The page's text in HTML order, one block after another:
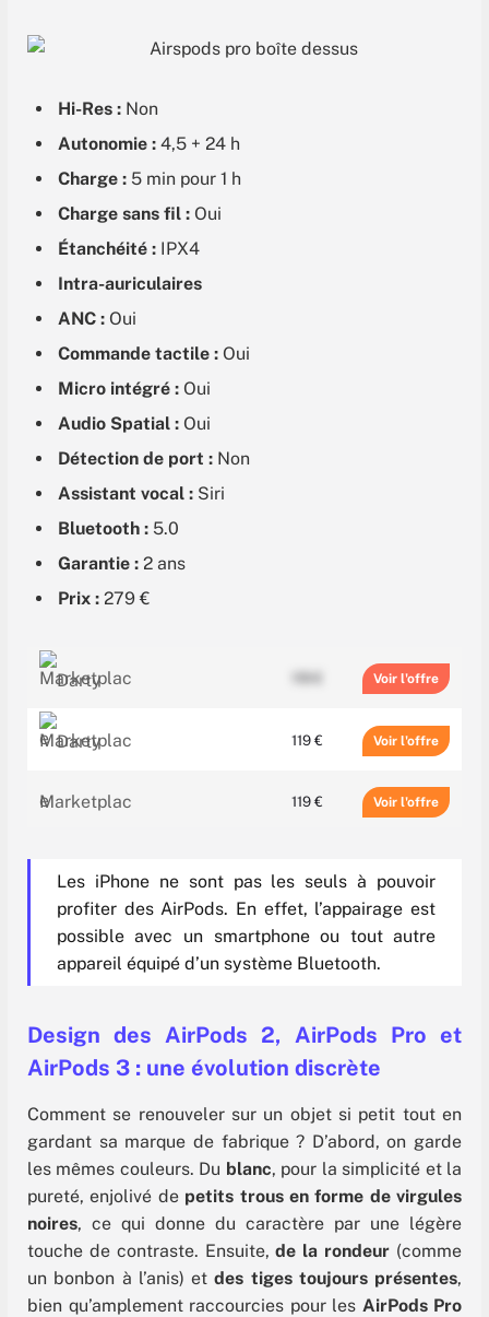
Hi-Res : Non
Autonomie : 4,5 + 24 h
Charge : 5 min pour 1 h
Charge sans fil : Oui
Étanchéité : IPX4
Intra-auriculaires
ANC : Oui
Commande tactile : Oui
Micro intégré : Oui
Audio Spatial : Oui
Détection de port : Non
Assistant vocal : Siri
Bluetooth : 5.0
Garantie : 2 ans
Prix : 279 €
Voir
119 € Voir
119 € Voir
137.86 € Voir
199.99 € Voir
199.99 € Voir
Les iPhone ne sont pas les seuls à pouvoir
profiter des AirPods. En effet, l’appairage est
possible avec un smartphone ou tout autre
appareil équipé d’un système Bluetooth.
Design des AirPods 2, AirPods Pro et
AirPods 3 : une évolution discrète
Comment se renouveler sur un objet si petit tout en
gardant sa marque de fabrique ? D’abord, on garde
les mêmes couleurs. Du blanc, pour la simplicité et la
pureté, enjolivé de petits trous en forme de virgules
noires, ce qui donne du caractère par une légère
touche de contraste. Ensuite,de la rondeur (comme
un bonbon à l’anis) etdes tiges toujours présentes,
bien qu’amplement raccourcies pour les AirPods Pro